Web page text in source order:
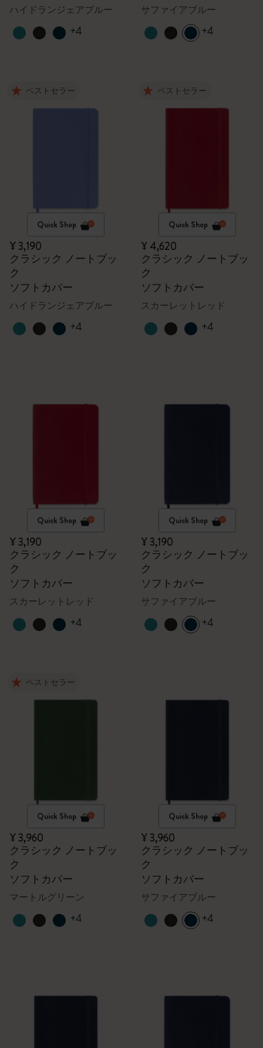
ハイドランジェアブルー
+4
サファイアブルー
+4
ベストセラー
Quick Shop
¥ 3,190
クラシック ノートブッ
ク
ソフトカバー
ハイドランジェアブルー
+4
ベストセラー
Quick Shop
¥ 4,620
クラシック ノートブッ
ク
ソフトカバー
スカーレットレッド
+4
Quick Shop
¥ 3,190
クラシック ノートブッ
ク
ソフトカバー
スカーレットレッド
+4
Quick Shop
¥ 3,190
クラシック ノートブッ
ク
ソフトカバー
サファイアブルー
+4
ベストセラー
Quick Shop
¥ 3,960
クラシック ノートブッ
ク
ソフトカバー
マートルグリーン
+4
Quick Shop
¥ 3,960
クラシック ノートブッ
ク
ソフトカバー
サファイアブルー
+4